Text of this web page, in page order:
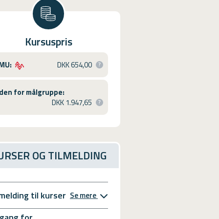
Kursuspris
DKK 654,00
for målgruppe:
DKK 1.947,65
OG TILMELDING
til kurser Se mere